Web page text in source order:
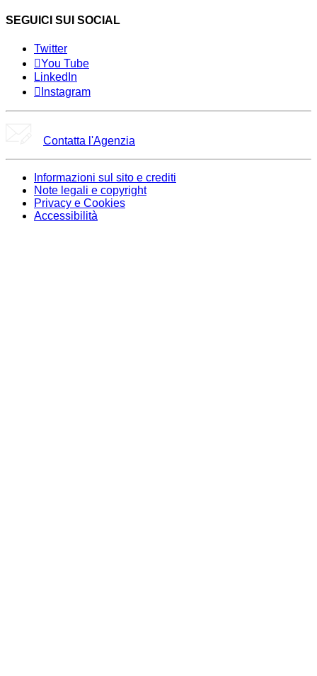
SEGUICI SUI SOCIAL
Twitter
You Tube
LinkedIn
Instagram
Contatta l'Agenzia
Informazioni sul sito e crediti
Note legali e copyright
Privacy e Cookies
Accessibilità